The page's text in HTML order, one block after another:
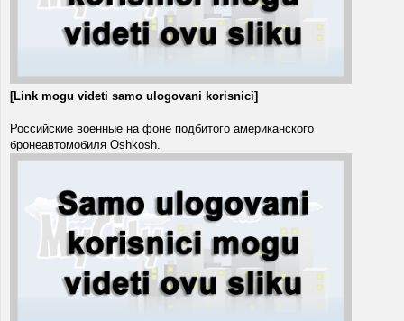
[Link mogu videti samo ulogovani korisnici]
Российские военные на фоне подбитого американского
бронеавтомобиля Oshkosh.